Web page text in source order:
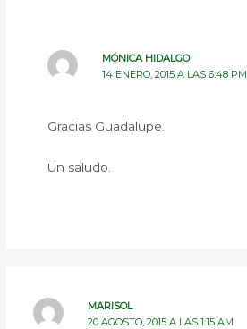
MÓNICA HIDALGO
14 ENERO, 2015 A LAS 6:48 PM
Gracias Guadalupe.
Un saludo.
MARISOL
20 AGOSTO, 2015 A LAS 1:15 AM